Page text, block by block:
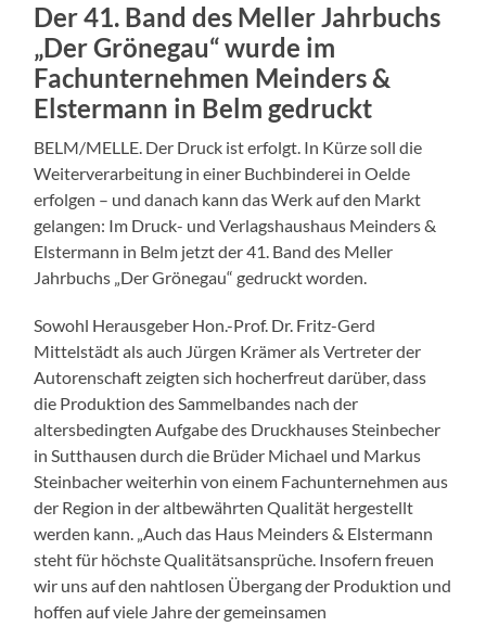
Der 41. Band des Meller Jahrbuchs
„Der Grönegau“ wurde im
Fachunternehmen Meinders &
Elstermann in Belm gedruckt
BELM/MELLE. Der Druck ist erfolgt. In Kürze soll die
Weiterverarbeitung in einer Buchbinderei in Oelde
erfolgen – und danach kann das Werk auf den Markt
gelangen: Im Druck- und Verlagshaushaus Meinders &
Elstermann in Belm jetzt der 41. Band des Meller
Jahrbuchs „Der Grönegau“ gedruckt worden.
Sowohl Herausgeber Hon.-Prof. Dr. Fritz-Gerd
Mittelstädt als auch Jürgen Krämer als Vertreter der
Autorenschaft zeigten sich hocherfreut darüber, dass
die Produktion des Sammelbandes nach der
altersbedingten Aufgabe des Druckhauses Steinbecher
in Sutthausen durch die Brüder Michael und Markus
Steinbacher weiterhin von einem Fachunternehmen aus
der Region in der altbewährten Qualität hergestellt
werden kann. „Auch das Haus Meinders & Elstermann
steht für höchste Qualitätsansprüche. Insofern freuen
wir uns auf den nahtlosen Übergang der Produktion und
hoffen auf viele Jahre der gemeinsamen